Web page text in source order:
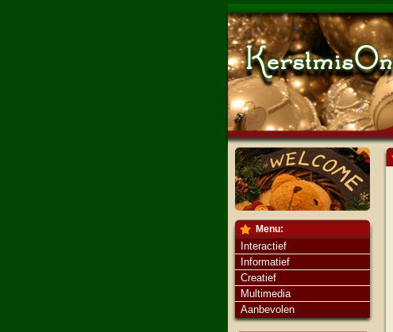
Menu:
Interactief
Informatief
Creatief
Multimedia
Aanbevolen